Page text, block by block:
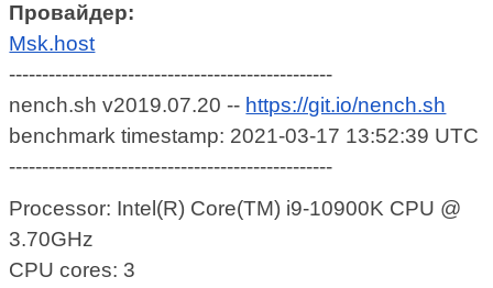
Провайдер:
Msk.host
-------------------------------------------------
nench.sh v2019.07.20 -- https://git.io/nench.sh
benchmark timestamp: 2021-03-17 13:52:39 UTC
-------------------------------------------------
Processor: Intel(R) Core(TM) i9-10900K CPU @
3.70GHz
CPU cores: 3